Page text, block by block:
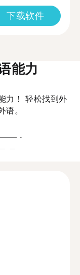
下载软件
能力
力！ 轻松找到外
语。